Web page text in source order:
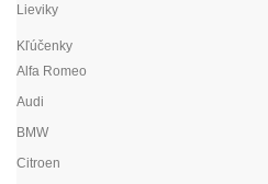
Lieviky
Kľúčenky
Alfa Romeo
Audi
BMW
Citroen